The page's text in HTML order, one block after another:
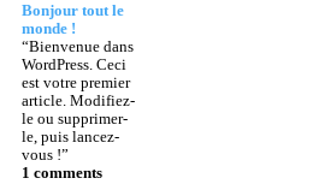
Bonjour tout le
monde !
“Bienvenue dans
WordPress. Ceci
est votre premier
article. Modifiez-
le ou supprimer-
le, puis lancez-
vous !”
1 comments